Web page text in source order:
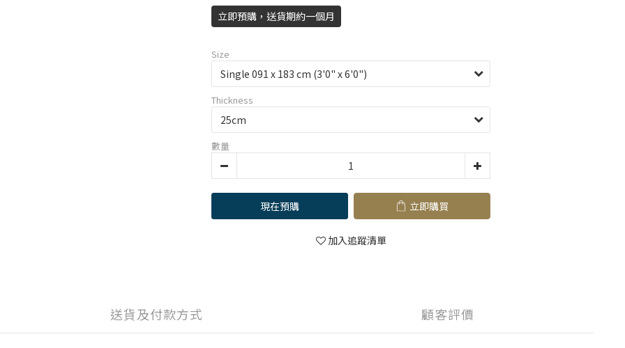
立即預購，送貨期約一個月
Size
Thickness
數量
現在預購 立即購買
加入追蹤清單
送貨及付款方式 顧客評價